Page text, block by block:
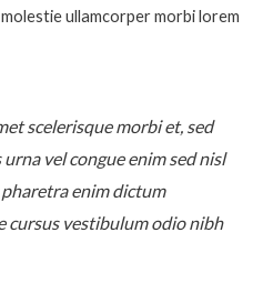
ullamcorper morbi lorem
scelerisque morbi et, sed
vel congue enim sed nisl
enim dictum
vestibulum odio nibh